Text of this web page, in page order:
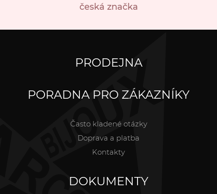
česká značka
PRODEJNA
PORADNA PRO ZÁKAZNÍKY
Často kladené otázky
Doprava a platba
Kontakty
DOKUMENTY